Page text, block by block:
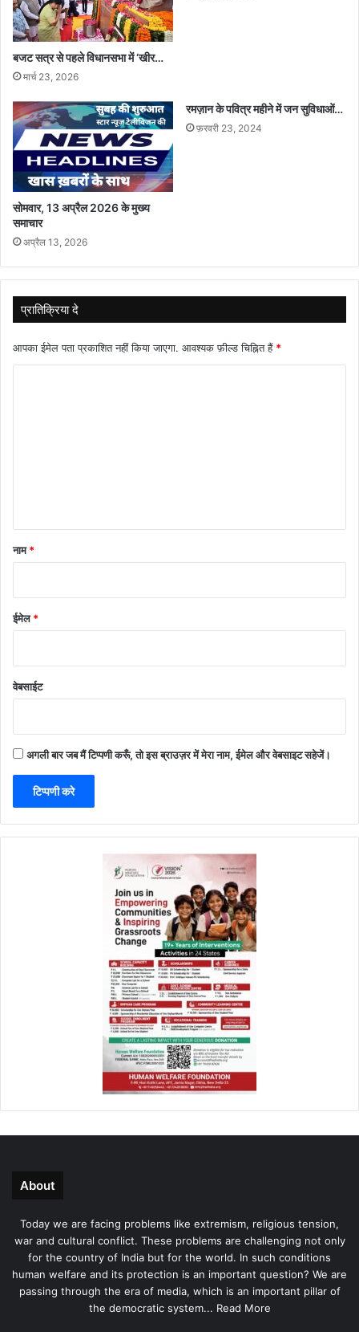
बजट सत्र से पहले विधानसभा में ‘खीर…
मार्च 23, 2026
सोमवार, 13 अप्रैल 2026 के मुख्य
समाचार
अप्रैल 13, 2026
रमज़ान के पवित्र महीने में जन सुविधाओं…
फ़रवरी 23, 2024
प्रातिक्रिया दे
आपका ईमेल पता प्रकाशित नहीं किया जाएगा. आवश्यक फ़ील्ड चिह्नित हैं *
नाम*
ईमेल*
वेबसाईट
अगली बार जब मैं टिप्पणी करूँ, तो इस ब्राउज़र में मेरा नाम, ईमेल और वेबसाइट सहेजें।
About
Today we are facing problems like extremism, religious tension,
war and cultural conflict. These problems are challenging not only
for the country of India but for the world. In such conditions
human welfare and its protection is an important question? We are
passing through the era of media, which is an important pillar of
the democratic system... Read More